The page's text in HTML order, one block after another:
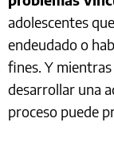
adolescentes
endeudado o
fines. Y
desarrollar una
proceso puede